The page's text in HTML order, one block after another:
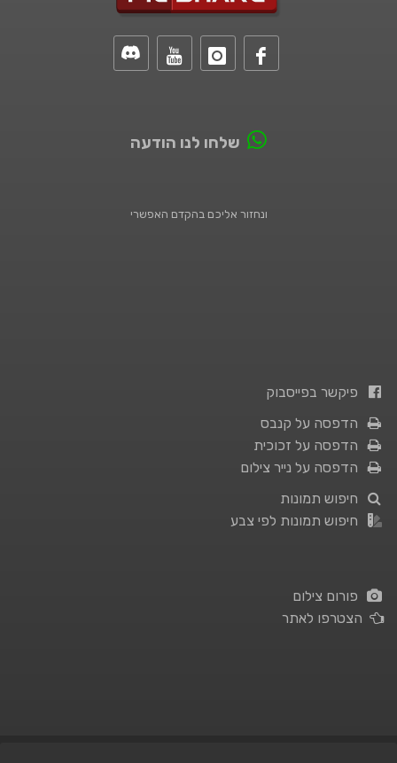
שלחו לנו הודעה
ונחזור אליכם בהקדם האפשרי
פיקשר בפייסבוק
הדפסה על קנבס
הדפסה על זכוכית
הדפסה על נייר צילום
חיפוש תמונות
חיפוש תמונות לפי צבע
פורום צילום
הצטרפו לאתר